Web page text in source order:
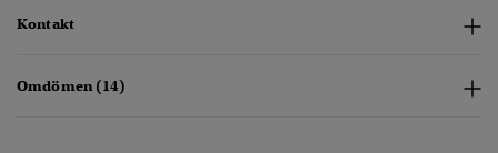
Kontakt
Omdömen (14)